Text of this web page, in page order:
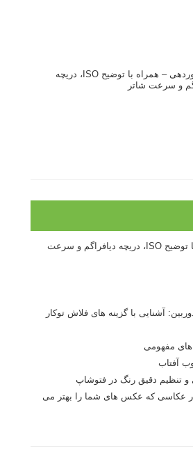
درک نوردهی – همراه با توضیح ISO، دریچه
و سرعت شاتر
درک نوردهی – همراه با توضیح ISO، دریچه دیافراگم و سرعت
آشنایی با گزینه های فلاش توکار
مفهومی
آفتاب
در عکاسی که عکس های شما را بهتر می